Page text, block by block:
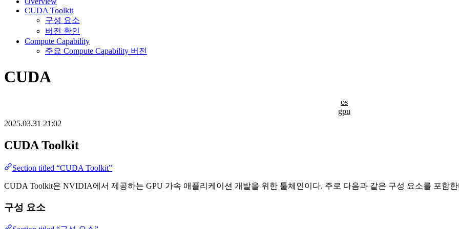
CUDA Toolkit
구성 요소
버전 확인
Compute Capability
주요 Compute Capability 버전
CUDA
os
gpu
2025.03.31 21:02
CUDA Toolkit
Section titled “CUDA Toolkit”
CUDA Toolkit은 NVIDIA에서 제공하는 GPU 가속 애플리케이션 개발을 위한 툴체인이다. 주로 다음과 같은 구성 요소를 포함
구성 요소